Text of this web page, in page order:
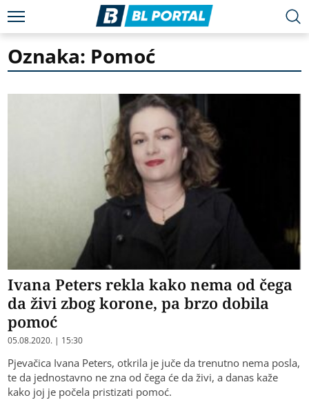
Oznaka: Pomoć
Ivana Peters rekla kako nema od čega
da živi zbog korone, pa brzo dobila
pomoć
05.08.2020. | 15:30
Pjevačica Ivana Peters, otkrila je juče da trenutno nema posla,
te da jednostavno ne zna od čega će da živi, a danas kaže
kako joj je počela pristizati pomoć.